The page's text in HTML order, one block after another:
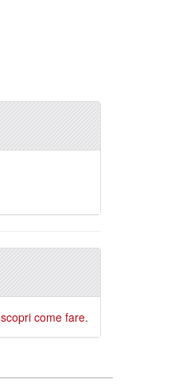
scopri come fare.